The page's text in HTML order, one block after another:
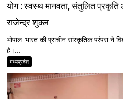
योग : स्वस्थ मानवता, संतुलित
राजेन्द्र शुक्ल
भोपाल भारत की प्राचीन सांस्कृतिक परंपरा ने
है।...
मध्यप्रदेश